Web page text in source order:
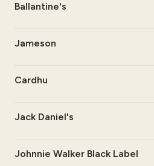
Ballantine's
Jameson
Cardhu
Jack Daniel's
Johnnie Walker Black Label